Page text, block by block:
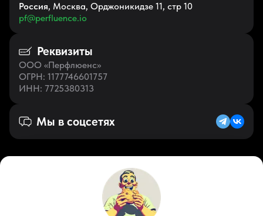
Россия, Москва, Орджоникидзе 11, стр 10
pf@perfluence.io
Реквизиты
ООО «Перфлюенс»
ОГРН: 1177746601757
ИНН: 7725380313
Мы в соцсетях
Русский (KZ)